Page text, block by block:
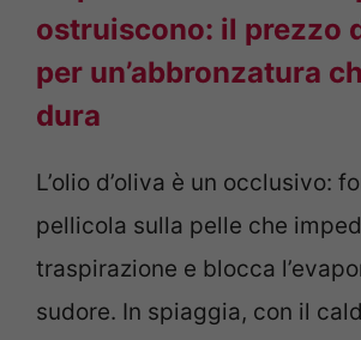
ostruiscono: il prezzo
per un’abbronzatura
dura
L’olio d’oliva è un occlusivo:
pellicola sulla pelle che
traspirazione e blocca
sudore. In spiaggia, con il